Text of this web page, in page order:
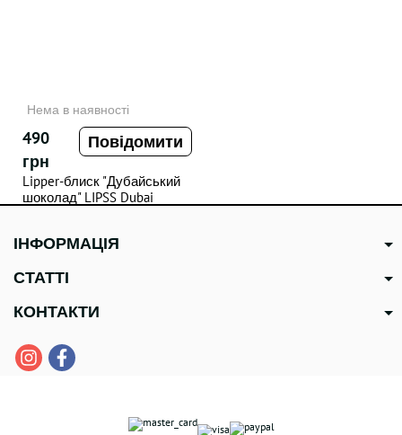
Нема в наявності
490
грн
Повідомити
Lipper-блиск "Дубайський
шоколад" LIPSS Dubai
ІНФОРМАЦІЯ
СТАТТІ
КОНТАКТИ